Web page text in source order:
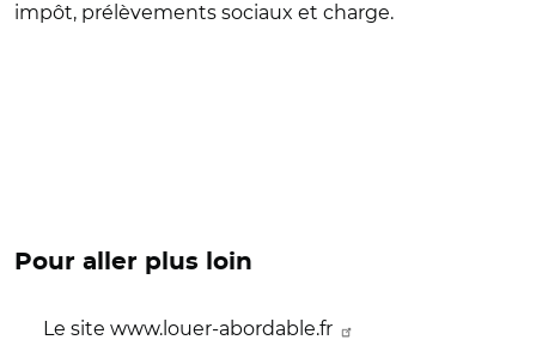
impôt, prélèvements sociaux et charge.
Pour aller plus loin
Le site www.louer-abordable.fr